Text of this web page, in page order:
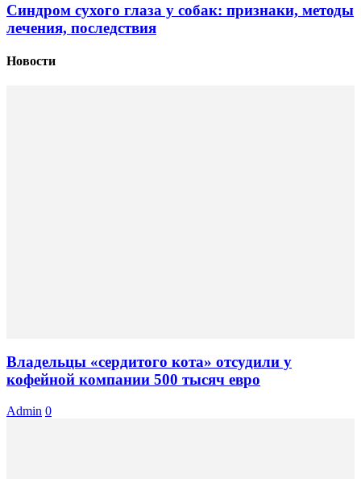
Синдром сухого глаза у собак: признаки, методы
лечения, последствия
Новости
Владельцы «сердитого кота» отсудили у
кофейной компании 500 тысяч евро
Admin 0